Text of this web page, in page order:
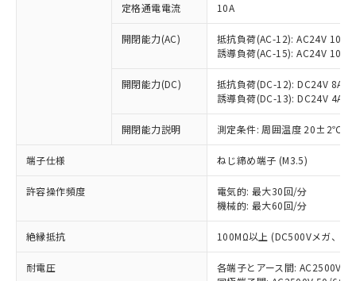
定格通電電流 10A
開閉能力(AC)
抵抗負荷(AC-12): AC24V 10A/
誘導負荷(AC-15): AC24V
開閉能力(DC)
抵抗負荷(DC-12): DC24V 8A/
誘導負荷(DC-13): DC24V 4A/
開閉能力説明 測定条件: 周囲温度 20±2℃、
端子仕様 ねじ締め端子 (M3.5)
許容操作頻度
電気的: 最大30回/分
機械的: 最大60回/分
絶縁抵抗 100MΩ以上 (DC500Vメガ、点
耐電圧
各端子とアース間: AC2500V
ご利用条件
以下の条件をお読みいただき、同意のうえ
本サービスは、当社制御機器事業取扱
商品の当社在庫状況および標準価格
(税抜)を提供させていただくもので
当社制御機器事業取扱商品の中には、
本サービスの対象外となる商品もある
ことをご了承ください。
対応済み：EU RoHS指令（10物質）の
非含有に対応した製品が提供可能な商品で
対応予定：EU RoHS指令（10物質）の非含
有に対応した製品に切り替える予定のある
対応予定なし：EU RoHS指令（10物質）の
非含有に非対応の商品で、対応品を出す予
調査・確認中：EU RoHS指令（10物質）の
非含有の対応状況を調査中または確認中の
商品です。
非該当品：ライセンス料など無形物で、有
害物質有無と関係のない商品です。
仕入先様の事情により、非含有部品として
いたものが、含有品と判明した場合などや
「○」：最大均質材料含有率が中国RoHSの
「×」：最大均質材料含有率が中国RoHSの
基準値を超えていることを示します。
当社は、これら貴社製品のうち、外国